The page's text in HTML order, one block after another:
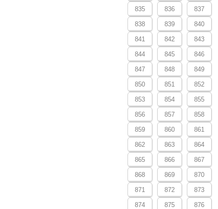
835 836 837
838 839 840
841 842 843
844 845 846
847 848 849
850 851 852
853 854 855
856 857 858
859 860 861
862 863 864
865 866 867
868 869 870
871 872 873
874 875 876